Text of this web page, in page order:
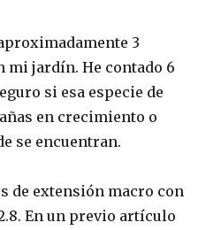
3
mi jardín. He contado 6
si esa especie de
en crecimiento o
se encuentran.
de extensión macro con
En un previo artículo